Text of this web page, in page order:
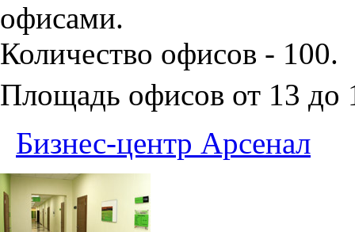
офисами.
Количество офисов - 100.
Площадь офисов от 13 до
Бизнес-центр Арсенал